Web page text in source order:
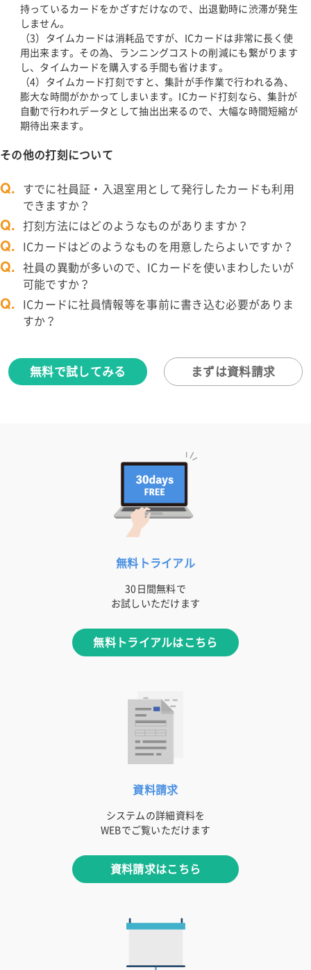
持っているカードをかざすだけなので、出退勤時に渋滞が発生
しません。
（3）タイムカードは消耗品ですが、ICカードは非常に長く使
用出来ます。その為、ランニングコストの削減にも繋がります
し、タイムカードを購入する手間も省けます。
（4）タイムカード打刻ですと、集計が手作業で行われる為、
膨大な時間がかかってしまいます。ICカード打刻なら、集計が
自動で行われデータとして抽出出来るので、大幅な時間短縮が
期待出来ます。
その他の打刻について
Q.
すでに社員証・入退室用として発行したカードも利用
できますか？
Q. 打刻方法にはどのようなものがありますか？
Q. ICカードはどのようなものを用意したらよいですか？
Q.
社員の異動が多いので、ICカードを使いまわしたいが
可能ですか？
Q.
ICカードに社員情報等を事前に書き込む必要がありま
すか？
無料で試してみる まずは資料請求
無料トライアル
30日間無料で
お試しいただけます
無料トライアルはこちら
資料請求
システムの詳細資料を
WEBでご覧いただけます
資料請求はこちら